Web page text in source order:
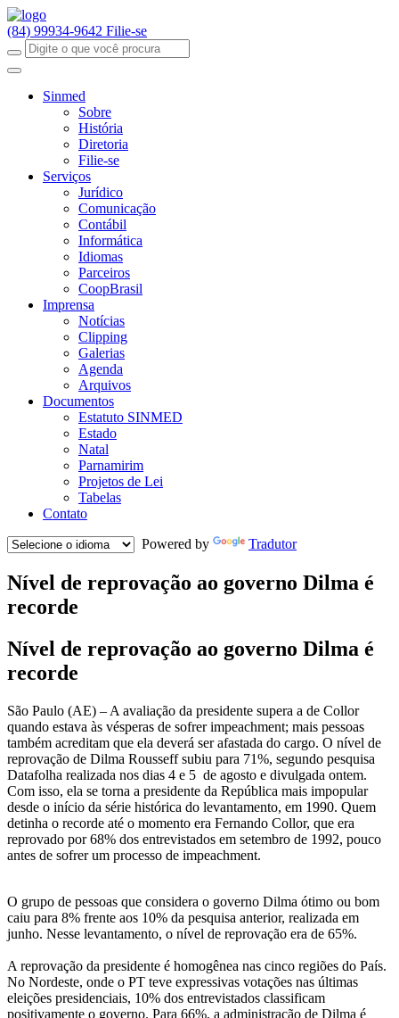
(84) 99934-9642 Filie-se
Sinmed
Sobre
História
Diretoria
Filie-se
Serviços
Jurídico
Comunicação
Contábil
Informática
Idiomas
Parceiros
CoopBrasil
Imprensa
Notícias
Clipping
Galerias
Agenda
Arquivos
Documentos
Estatuto SINMED
Estado
Natal
Parnamirim
Projetos de Lei
Tabelas
Contato
Powered by
Tradutor
Nível de reprovação ao governo Dilma é
recorde
Nível de reprovação ao governo Dilma é
recorde
São Paulo (AE) – A avaliação da presidente supera a de Collor
quando estava às vésperas de sofrer impeachment; mais pessoas
também acreditam que ela deverá ser afastada do cargo. O nível de
reprovação de Dilma Rousseff subiu para 71%, segundo pesquisa
Datafolha realizada nos dias 4 e 5 de agosto e divulgada ontem.
Com isso, ela se torna a presidente da República mais impopular
desde o início da série histórica do levantamento, em 1990. Quem
detinha o recorde até o momento era Fernando Collor, que era
reprovado por 68% dos entrevistados em setembro de 1992, pouco
antes de sofrer um processo de impeachment.
O grupo de pessoas que considera o governo Dilma ótimo ou bom
caiu para 8% frente aos 10% da pesquisa anterior, realizada em
junho. Nesse levantamento, o nível de reprovação era de 65%.
A reprovação da presidente é homogênea nas cinco regiões do País.
No Nordeste, onde o PT teve expressivas votações nas últimas
eleições presidenciais, 10% dos entrevistados classificam
positivamente o governo. Para 66%, a administração de Dilma é